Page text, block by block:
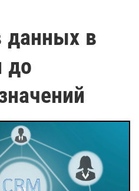
данных в
до